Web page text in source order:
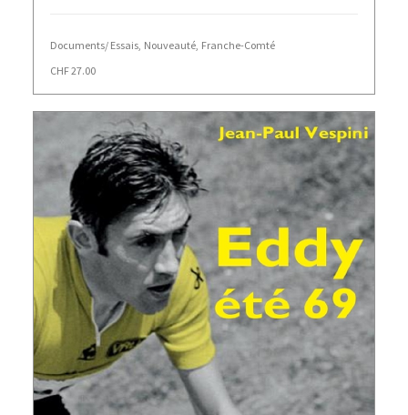
Documents/ Essais, Nouveauté, Franche-Comté
CHF27.00